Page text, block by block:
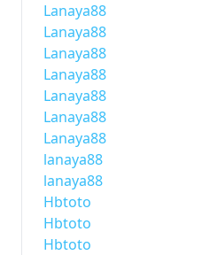
Lanaya88
Lanaya88
Lanaya88
Lanaya88
Lanaya88
Lanaya88
Lanaya88
lanaya88
lanaya88
Hbtoto
Hbtoto
Hbtoto